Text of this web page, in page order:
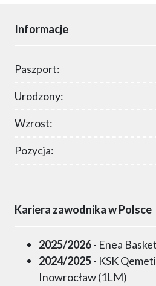
Informacje
Paszport:
Urodzony:
Wzrost:
Pozycja:
Kariera zawodnika w Polsce
2025/2026- Enea
2024/2025- KSK
Inowrocław (1LM)